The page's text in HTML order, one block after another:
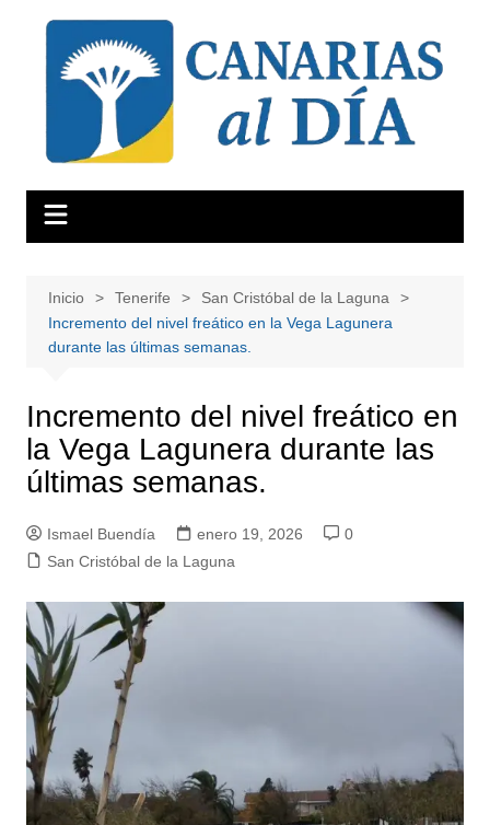
contenido
Inicio Tenerife
San Cristóbal de la Laguna
Incremento del nivel freático en la Vega Lagunera
durante las últimas semanas.
Incremento del nivel freático en
la Vega Lagunera durante las
últimas semanas.
Ismael Buendía enero 19, 2026
0
San Cristóbal de la Laguna